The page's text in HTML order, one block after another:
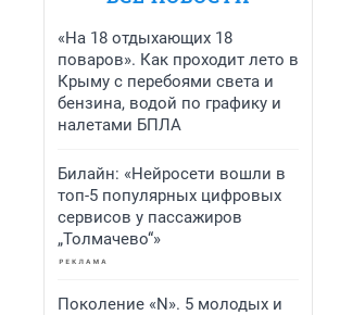
«На 18 отдыхающих 18
поваров». Как проходит лето в
Крыму с перебоями света и
бензина, водой по графику и
налетами БПЛА
Билайн: «Нейросети вошли в
топ-5 популярных цифровых
сервисов у пассажиров
„Толмачево“»
Поколение «N». 5 молодых и